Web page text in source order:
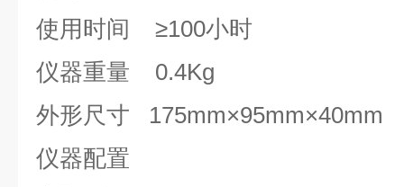
使用时间 ≥100小时
仪器重量 0.4Kg
外形尺寸 175mm×95mm×40mm
仪器配置